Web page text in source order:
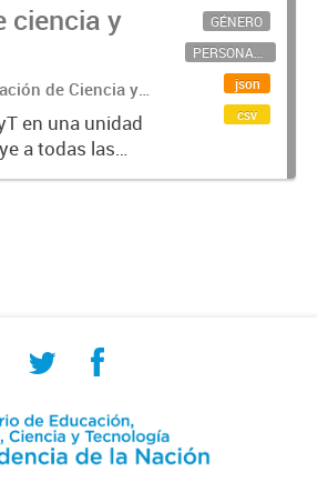
ciencia y
de Ciencia y
(SICYTAR)
en una unidad
a todas las
GÉNERO
PERSONAL CIENTÍFICO-TECNOLÓGICO
json
csv